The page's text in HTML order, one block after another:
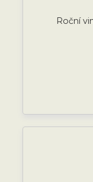
Roční